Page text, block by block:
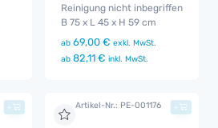
Reinigung nicht inbegriffen
B 75 x L 45 x H 59 cm
ab 69,00 € exkl. MwSt.
ab 82,11 € inkl. MwSt.
+ Artikel-Nr.: PE-001176 +